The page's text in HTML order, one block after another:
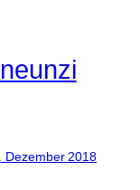
Dezember 2018